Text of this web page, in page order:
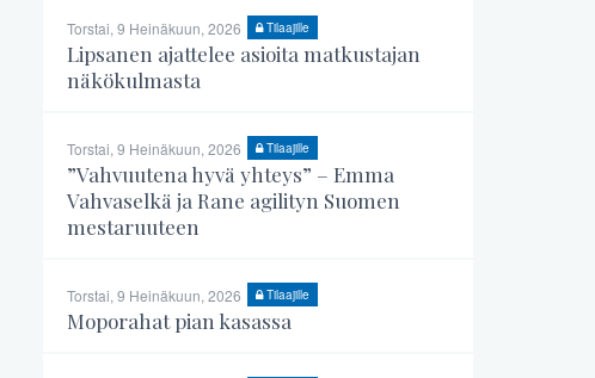
Torstai, 9 Heinäkuun, 2026 Tilaajille
Lipsanen ajattelee asioita matkustajan
näkökulmasta
Torstai, 9 Heinäkuun, 2026 Tilaajille
”Vahvuutena hyvä yhteys” – Emma
Vahvaselkä ja Rane agilityn Suomen
mestaruuteen
Torstai, 9 Heinäkuun, 2026 Tilaajille
Moporahat pian kasassa